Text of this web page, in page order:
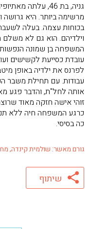
בכוחות עצמה. בעלה
וילדיהם. הוא גם לא משלם
המשפחה בן שמונה
עובדת כסייעת לקשישים
לפרנס את ילדיה באופן
עבודות. עם תחילת משבר
אותה לחל"ת, והדבר פגע
זוהי אישה חזקה מאוד
כרגע המשפחה חיה ללא
כה בסיסי.
גורם מאשר: שולמית קינדה, מח'
שיתוף